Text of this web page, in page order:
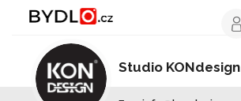
Studio KONdesign